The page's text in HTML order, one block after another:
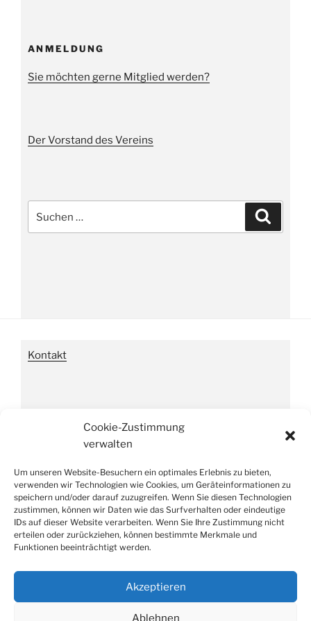
Cookie-Zustimmung
verwalten
Um unseren Website-Besuchern ein optimales Erlebnis zu bieten,
verwenden wir Technologien wie Cookies, um Geräteinformationen zu
speichern und/oder darauf zuzugreifen. Wenn Sie diesen Technologien
zustimmen, können wir Daten wie das Surfverhalten oder eindeutige
IDs auf dieser Website verarbeiten. Wenn Sie Ihre Zustimmung nicht
erteilen oder zurückziehen, können bestimmte Merkmale und
Funktionen beeinträchtigt werden.
Akzeptieren
Ablehnen
ANMELDUNG
Sie möchten gerne Mitglied werden?
Der Vorstand des Vereins
nach:
Kontakt
Datenschutzverordnung
Suche